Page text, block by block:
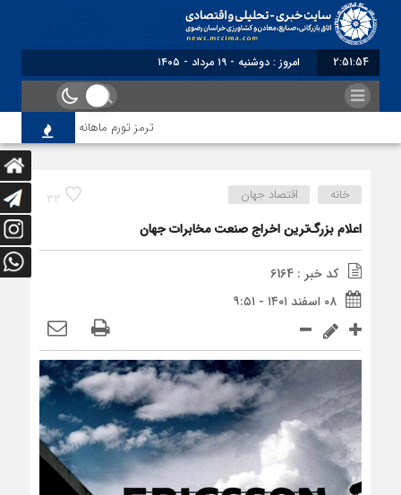
2:51:55 امروز : دوشنبه - ۱۹ مرداد - ۱۴۰۵
ترمز تورم ماهانه خراسان رضوی
33 خانه اقتصاد جهان
اعلام بزرگ‌ترین اخراج صنعت مخابرات جهان
کد خبر : 6164
۰۸ اسفند ۱۴۰۱ - ۹:۵۱